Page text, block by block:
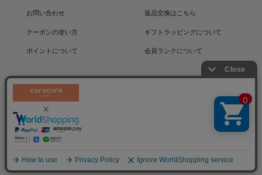
お問い合わせ 返品交換はこちら
クーポンの使い方 ギフトラッピングについて
ポイントについて 会員ランクについて
利用規約